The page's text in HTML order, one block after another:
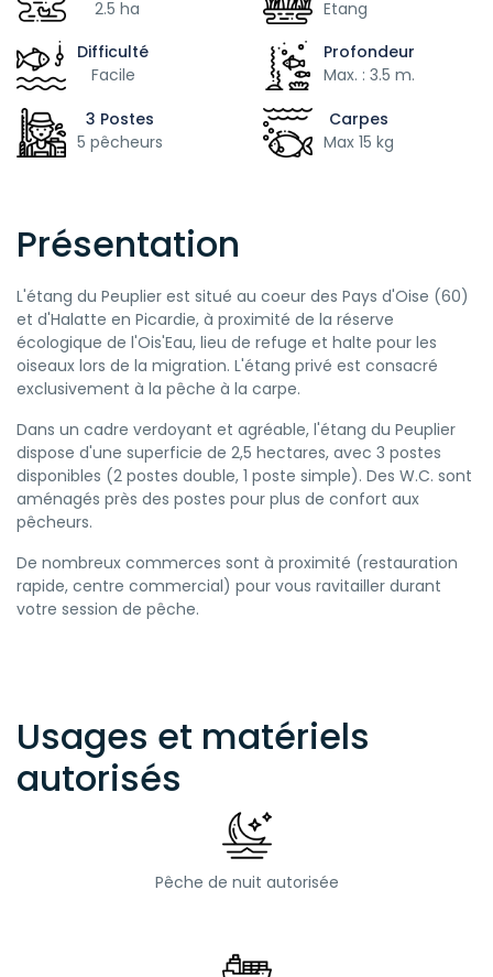
2.5 ha
Etang
Difficulté
Facile
Profondeur
Max. : 3.5 m.
3 Postes
5 pêcheurs
Carpes
Max 15 kg
Présentation
L'étang du Peuplier est situé au coeur des Pays d'Oise (60)
et d'Halatte en Picardie, à proximité de la réserve
écologique de l'Ois'Eau, lieu de refuge et halte pour les
oiseaux lors de la migration. L'étang privé est consacré
exclusivement à la pêche à la carpe.
Dans un cadre verdoyant et agréable, l'étang du Peuplier
dispose d'une superficie de 2,5 hectares, avec 3 postes
disponibles (2 postes double, 1 poste simple). Des W.C. sont
aménagés près des postes pour plus de confort aux
pêcheurs.
De nombreux commerces sont à proximité (restauration
rapide, centre commercial) pour vous ravitailler durant
votre session de pêche.
Usages et matériels
autorisés
Pêche de nuit autorisée